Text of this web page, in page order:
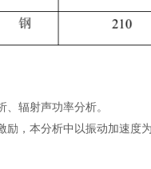
辐射声功率分析。
励，本分析中以振动加速度